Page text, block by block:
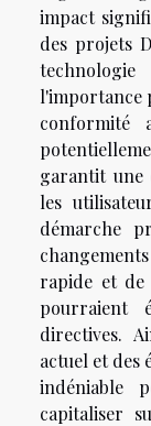
impact
des projets
l'importance
conformité
garantit une
les
démarche
rapide et de
pourraient
directives.
actuel et des
indéniable
capitaliser